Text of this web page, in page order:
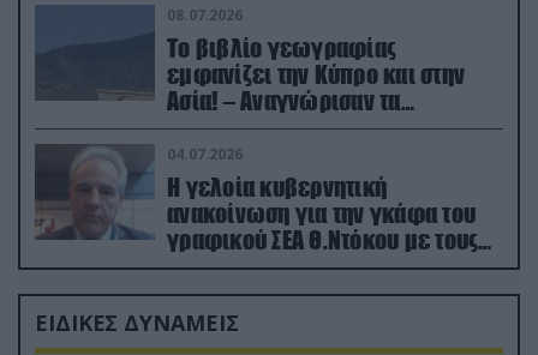
08.07.2026
Το βιβλίο γεωγραφίας
εμφανίζει την Κύπρο και στην
Ασία! – Αναγνώρισαν τα
κατεχόμενα; (φωτο)
04.07.2026
Η γελοία κυβερνητική
ανακοίνωση για την γκάφα του
γραφικού ΣΕΑ Θ.Ντόκου με τους
Ρώσους φαρσέρ
ΕΙΔΙΚΕΣ ΔΥΝΑΜΕΙΣ